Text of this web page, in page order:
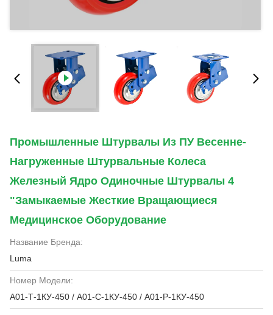
Промышленные Штурвалы Из ПУ Весенне-
Нагруженные Штурвальные Колеса
Железный Ядро Одиночные Штурвалы 4
"замыкаемые Жесткие Вращающиеся
Медицинское Оборудование
Название Бренда:
Luma
Номер Модели:
А01-Т-1КУ-450 / А01-С-1КУ-450 / А01-Р-1КУ-450